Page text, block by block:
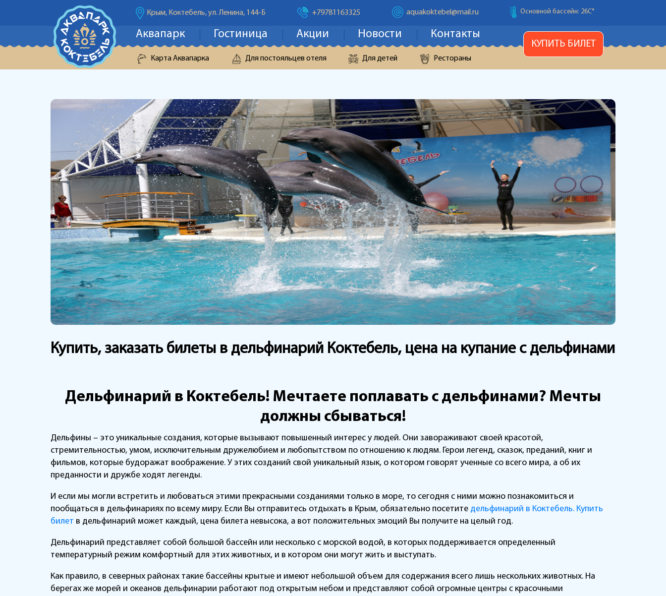
Крым, Коктебель, ул. Ленина, 144-Б +79781163325 aquakoktebel@mail.ru Детский бассейн: 26С°
Температура воздуха: 28С
Основной бассейн: 26С°
Аквапарк Гостиница Акции Новости Контакты
КУПИТЬ БИЛЕТ
Карта Аквапарка Для постояльцев отеля Для детей Рестораны
Купить, заказать билеты в дельфинарий Коктебель, цена на купание с дельфинами
Дельфинарий в Коктебель! Мечтаете поплавать с дельфинами? Мечты
должны сбываться!
Дельфины – это уникальные создания, которые вызывают повышенный интерес у людей. Они завораживают своей красотой,
стремительностью, умом, исключительным дружелюбием и любопытством по отношению к людям. Герои легенд, сказок, преданий, книг и
фильмов, которые будоражат воображение. У этих созданий свой уникальный язык, о котором говорят ученные со всего мира, а об их
преданности и дружбе ходят легенды.
И если мы могли встретить и любоваться этими прекрасными созданиями только в море, то сегодня с ними можно познакомиться и
пообщаться в дельфинариях по всему миру. Если Вы отправитесь отдыхать в Крым, обязательно посетите дельфинарий в Коктебель. Купить
билет в дельфинарий может каждый, цена билета невысока, а вот положительных эмоций Вы получите на целый год.
Дельфинарий представляет собой большой бассейн или несколько с морской водой, в которых поддерживается определенный
температурный режим комфортный для этих животных, и в котором они могут жить и выступать.
Как правило, в северных районах такие бассейны крытые и имеют небольшой объем для содержания всего лишь нескольких животных. На
берегах же морей и океанов дельфинарии работают под открытым небом и представляют собой огромные центры с красочными